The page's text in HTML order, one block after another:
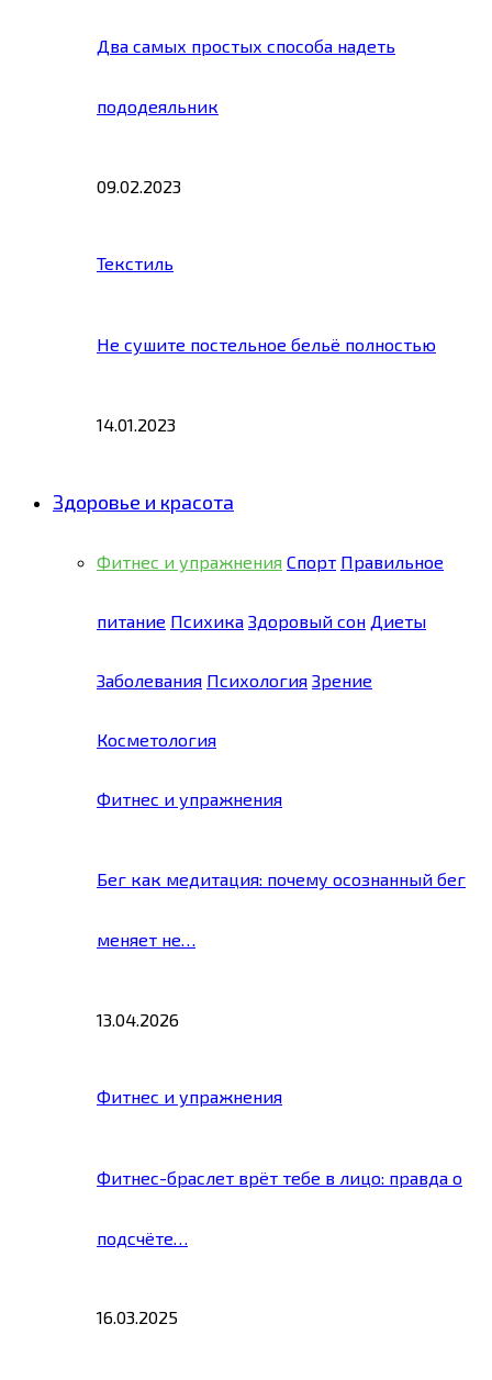
Два самых простых способа надеть
пододеяльник
09.02.2023
Текстиль
Не сушите постельное бельё полностью
14.01.2023
Здоровье и красота
Фитнес и упражнения Спорт Правильное
питание Психика Здоровый сон Диеты
Заболевания Психология Зрение
Косметология
Фитнес и упражнения
Бег как медитация: почему осознанный бег
меняет не…
13.04.2026
Фитнес и упражнения
Фитнес-браслет врёт тебе в лицо: правда о
подсчёте…
16.03.2025